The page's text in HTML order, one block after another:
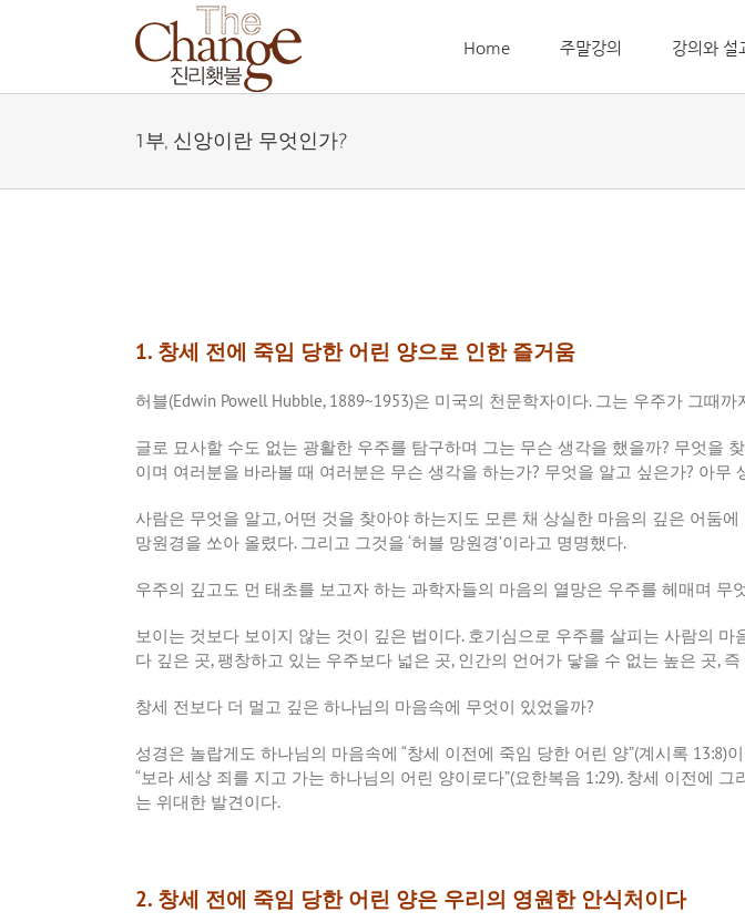
Home 주말강의 강의와 설
1부, 신앙이란 무엇인가?
1. 창세 전에 죽임 당한 어린 양으로 인한 즐거움
허블(Edwin Powell Hubble, 1889~1953)은 미국의 천문학자이다. 그는 우주가 그때까
글로 묘사할 수도 없는 광활한 우주를 탐구하며 그는 무슨 생각을 했을까? 무엇을
이며 여러분을 바라볼 때 여러분은 무슨 생각을 하는가? 무엇을 알고 싶은가? 아무
사람은 무엇을 알고, 어떤 것을 찾아야 하는지도 모른 채 상실한 마음의 깊은 어둠에
망원경을 쏘아 올렸다. 그리고 그것을 ‘허블 망원경’이라고 명명했다.
우주의 깊고도 먼 태초를 보고자 하는 과학자들의 마음의 열망은 우주를 헤매며 무
보이는 것보다 보이지 않는 것이 깊은 법이다. 호기심으로 우주를 살피는 사람의 마
다 깊은 곳, 팽창하고 있는 우주보다 넓은 곳, 인간의 언어가 닿을 수 없는 높은 곳,
창세 전보다 더 멀고 깊은 하나님의 마음속에 무엇이 있었을까?
성경은 놀랍게도 하나님의 마음속에 “창세 이전에 죽임 당한 어린 양”(계시록 13:8)
“보라 세상 죄를 지고 가는 하나님의 어린 양이로다”(요한복음 1:29). 창세 이전에 그
는 위대한 발견이다.
2. 창세 전에 죽임 당한 어린 양은 우리의 영원한 안식처이다